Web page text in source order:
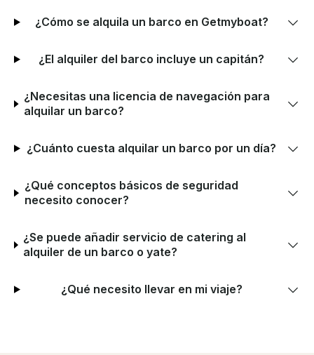
¿Cómo se alquila un barco en Getmyboat?
¿El alquiler del barco incluye un capitán?
¿Necesitas una licencia de navegación para
alquilar un barco?
¿Cuánto cuesta alquilar un barco por un día?
¿Qué conceptos básicos de seguridad
necesito conocer?
¿Se puede añadir servicio de catering al
alquiler de un barco o yate?
¿Qué necesito llevar en mi viaje?